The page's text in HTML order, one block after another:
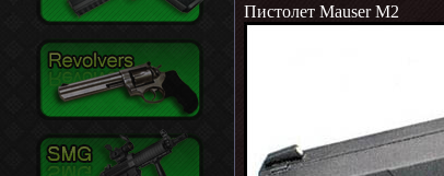
Пистолет Mauser M2